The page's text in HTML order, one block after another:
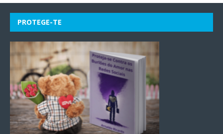
PROTEGE-TE